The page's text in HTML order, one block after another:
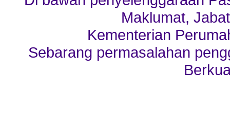
Maklumat,
Kementerian
Sebarang permasalahan